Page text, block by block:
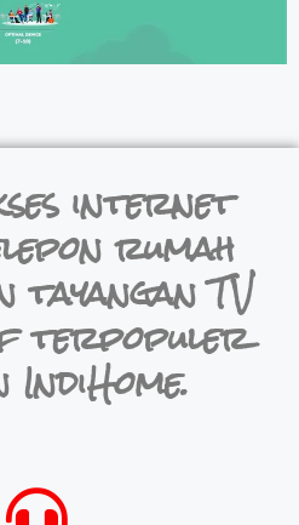
internet
rumah
TV
terpopuler
IndiHome.